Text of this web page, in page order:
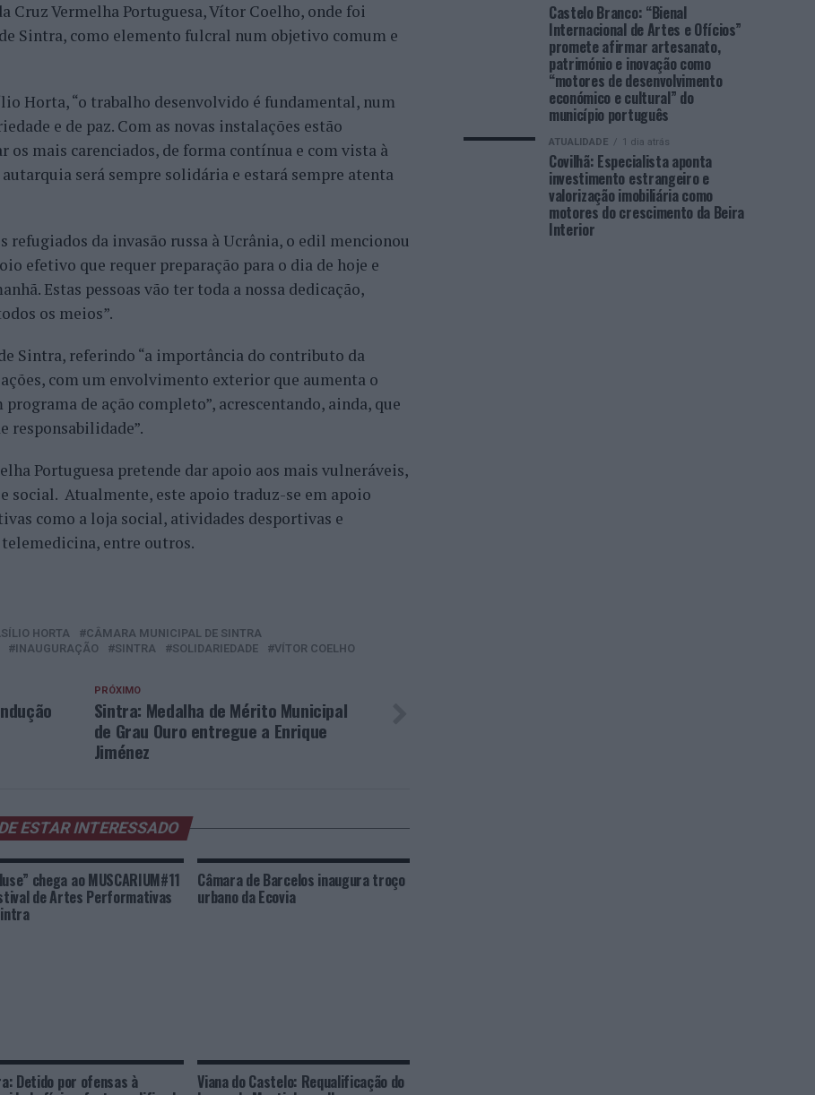
Cruz Vermelha Portuguesa, Vítor Coelho, onde foi
Sintra, como elemento fulcral num objetivo comum e
Horta, “o trabalho desenvolvido é fundamental, num
e de paz. Com as novas instalações estão
os mais carenciados, de forma contínua e com vista à
será sempre solidária e estará sempre atenta
refugiados da invasão russa à Ucrânia, o edil mencionou
efetivo que requer preparação para o dia de hoje e
Estas pessoas vão ter toda a nossa dedicação,
os meios”.
Sintra, referindo “a importância do contributo da
com um envolvimento exterior que aumenta o
de ação completo”, acrescentando, ainda, que
responsabilidade”.
Portuguesa pretende dar apoio aos mais vulneráveis,
social. Atualmente, este apoio traduz-se em apoio
como a loja social, atividades desportivas e
entre outros.
HORTA
CÂMARA MUNICIPAL DE SINTRA
INAUGURAÇÃO SINTRA SOLIDARIEDADE VÍTOR COELHO
PRÓXIMO
Sintra: Medalha de Mérito Municipal
de Grau Ouro entregue a Enrique
Jiménez
ESTAR INTERESSADO
chega ao MUSCARIUM#11
de Artes Performativas
Câmara de Barcelos inaugura troço
urbano da Ecovia
Detido por ofensas à Viana do Castelo: Requalificação do
Castelo Branco: “Bienal
Internacional de Artes e Ofícios”
promete afirmar artesanato,
património e inovação como
“motores de desenvolvimento
económico e cultural” do
município português
ATUALIDADE 1 dia atrás
Covilhã: Especialista aponta
investimento estrangeiro e
valorização imobiliária como
motores do crescimento da Beira
Interior